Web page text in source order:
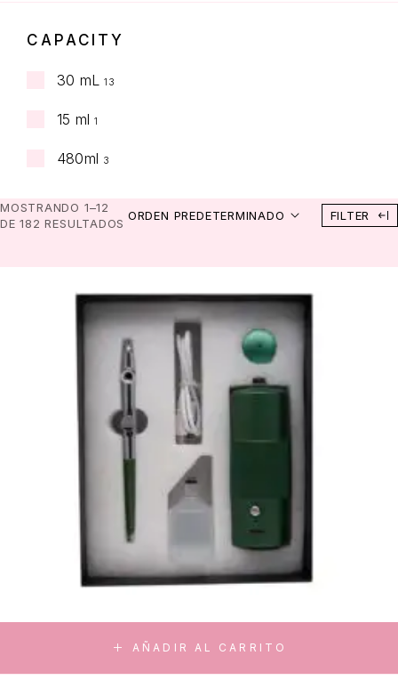
CAPACITY
30 mL 13
15 ml 1
480ml 3
MOSTRANDO 1–12
DE 182 RESULTADOS
ORDEN PREDETERMINADO FILTER
AÑADIR AL CARRITO